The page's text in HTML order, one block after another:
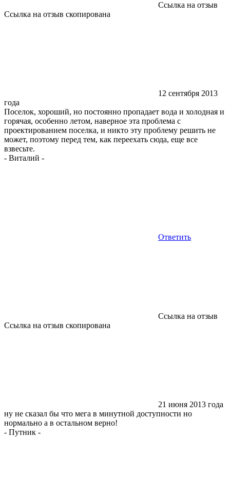
Ссылка на отзыв
Ссылка на отзыв скопирована
12 сентября 2013
года
Поселок, хороший, но постоянно пропадает вода и холодная и
горячая, особенно летом, наверное эта проблема с
проектированием поселка, и никто эту проблему решить не
может, поэтому перед тем, как переехать сюда, еще все
взвесьте.
- Виталий -
Ответить
Ссылка на отзыв
Ссылка на отзыв скопирована
21 июня 2013 года
ну не сказал бы что мега в минутной доступности но
нормально а в остальном верно!
- Путник -